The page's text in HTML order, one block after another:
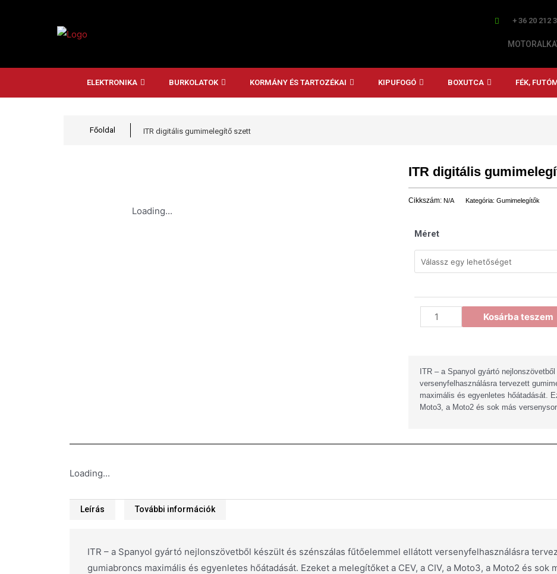
+ 36 20 212
ELEKTRONIKA BURKOLATOK KORMÁNY ÉS TARTOZÉKAI KIPUFOGÓ BOXUTCA FÉK,
Főoldal ITR digitális gumimelegítő szett
Loading...
ITR digitális
Cikkszám: N/A Kategória: Gumimelegítők
Méret
Kosárba teszem
ITR – a Spanyol gyártó
versenyfelhasználásra tervezett
maximális és egyenletes hőátadását.
Moto3, a Moto2 és sok más
Loading...
Leírás További információk
ITR – a Spanyol gyártó nejlonszövetből készült és szénszálas fűtőelemmel ellátott versenyfelhasználásra
gumiabroncs maximális és egyenletes hőátadását. Ezeket a melegítőket a CEV, a CIV, a Moto3, a Moto2 és sok